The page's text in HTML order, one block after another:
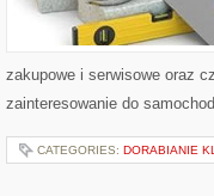
zakupowe i serwisowe oraz
zainteresowanie do
CATEGORIES: DORABIANIE